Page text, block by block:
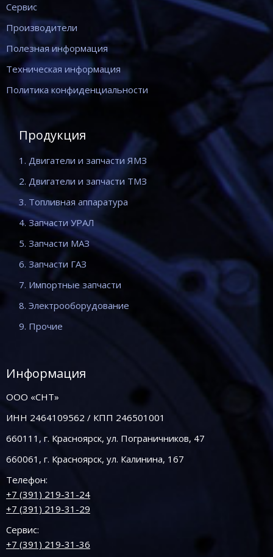
Сервис
Производители
Полезная информация
Техническая информация
Политика конфиденциальности
Продукция
1. Двигатели и запчасти ЯМЗ
2. Двигатели и запчасти ТМЗ
3. Топливная аппаратура
4. Запчасти УРАЛ
5. Запчасти МАЗ
6. Запчасти ГАЗ
7. Импортные запчасти
8. Электрооборудование
9. Прочие
Информация
ООО «СНТ»
ИНН 2464109562 / КПП 246501001
660111, г. Красноярск, ул. Пограничников, 47
660061, г. Красноярск, ул. Калинина, 167
Телефон:
+7 (391) 219-31-24
+7 (391) 219-31-29
Сервис:
+7 (391) 219-31-36